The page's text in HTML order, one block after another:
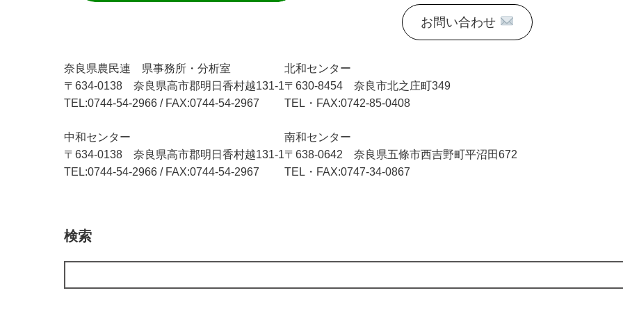
お問い合わせ
奈良県農民連 県事務所・分析室
〒634-0138 奈良県高市郡明日香村越131-1
TEL:0744-54-2966 / FAX:0744-54-2967
中和センター
〒634-0138 奈良県高市郡明日香村越131-1
TEL:0744-54-2966 / FAX:0744-54-2967
北和センター
〒630-8454 奈良市北之庄町349
TEL・FAX:0742-85-0408
南和センター
〒638-0642 奈良県五條市西吉野町平沼田672
TEL・FAX:0747-34-0867
検索